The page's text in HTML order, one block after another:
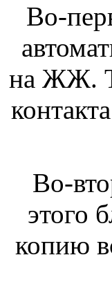
Во-
на ЖЖ.
Во-
этого
копию